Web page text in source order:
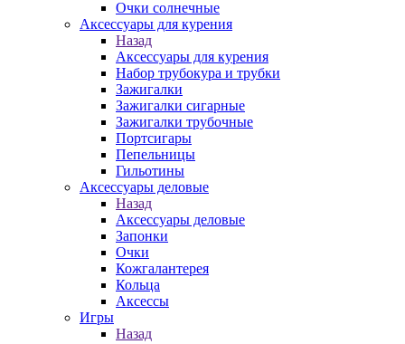
Очки солнечные
Аксессуары для курения
Назад
Аксессуары для курения
Набор трубокура и трубки
Зажигалки
Зажигалки сигарные
Зажигалки трубочные
Портсигары
Пепельницы
Гильотины
Аксессуары деловые
Назад
Аксессуары деловые
Запонки
Очки
Кожгалантерея
Кольца
Аксессы
Игры
Назад